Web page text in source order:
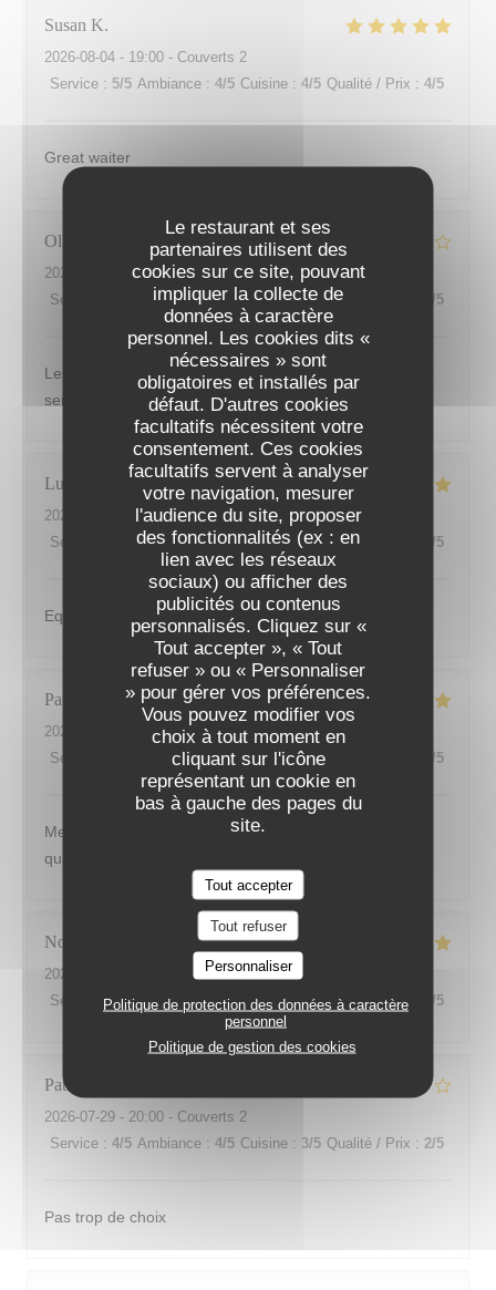
Le restaurant et ses
partenaires utilisent des
cookies sur ce site, pouvant
impliquer la collecte de
données à caractère
personnel. Les cookies dits «
nécessaires » sont
obligatoires et installés par
défaut. D'autres cookies
facultatifs nécessitent votre
consentement. Ces cookies
facultatifs servent à analyser
votre navigation, mesurer
l'audience du site, proposer
des fonctionnalités (ex : en
lien avec les réseaux
sociaux) ou afficher des
publicités ou contenus
personnalisés. Cliquez sur «
Tout accepter », « Tout
refuser » ou « Personnaliser
» pour gérer vos préférences.
Vous pouvez modifier vos
choix à tout moment en
cliquant sur l'icône
représentant un cookie en
bas à gauche des pages du
site.
Tout accepter
Tout refuser
Personnaliser
Politique de protection des données à caractère
personnel
Politique de gestion des cookies
Susan K
2026-08-04 - 19:00 - Couverts 2
Service : 5/5 Ambiance : 4/5 Cuisine : 4/5 Qualité / Prix : 4/5
Great waiter
Olivier
2026-08-02
- 13:45 - Couverts 3
Service
Ambiance : 4/5 Cuisine: 5/5 Qualité / Prix /5
Les plats sont très bien présentés et excellents. Le
service du midi n est pas à l image de l établissement...
Lucita
2026-07-30
- 12:30 - Couverts 3
Service
Ambiance: 5/5 Cuisine: 5/5 Qualité / Prix /5
Equipe au petits soins, cuisine délicieuse.
Patrick
2026-07-26
- 19:00 - Couverts 4
Service
Ambiance: 5/5 Cuisine: 5/5 /5
Menu original - cuisine soignée - service rapide mais
qualité différente entre serveurs
Noel
2026-07-30
- 12:00 - Couverts 2
Service
: 5/5 Ambiance: 4/5 Cuisine: 5/5 Qualité / Prix /5
Patrice
2026-07-29 - 20:00 - Couverts 2
Service : 4/5 Ambiance : 4/5 Cuisine : 3/5 Qualité / Prix : 2/5
Pas trop de choix
LES SAISONS